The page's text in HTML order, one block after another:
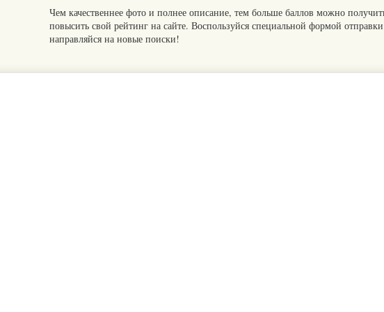
Чем качественнее фото и полнее описание, тем больше баллов можно
повысить свой рейтинг на сайте. Воспользуйся специальной формой
направляйся на новые поиски!